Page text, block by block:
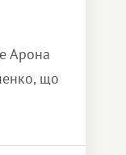
Арона
що